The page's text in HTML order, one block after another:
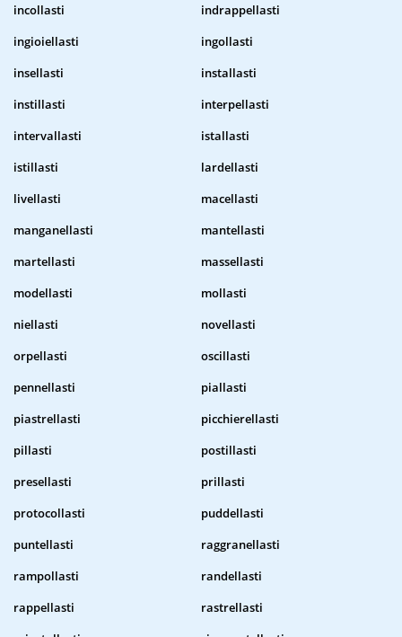
incollasti
indrappellasti
ingioiellasti
ingollasti
insellasti
installasti
instillasti
interpellasti
intervallasti
istallasti
istillasti
lardellasti
livellasti
macellasti
manganellasti
mantellasti
martellasti
massellasti
modellasti
mollasti
niellasti
novellasti
orpellasti
oscillasti
pennellasti
piallasti
piastrellasti
picchierellasti
pillasti
postillasti
presellasti
prillasti
protocollasti
puddellasti
puntellasti
raggranellasti
rampollasti
randellasti
rappellasti
rastrellasti